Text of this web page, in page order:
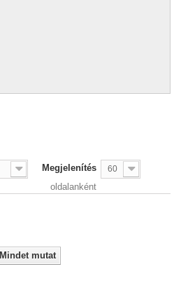
Megjelenítés 60
oldalanként
Mindet mutat